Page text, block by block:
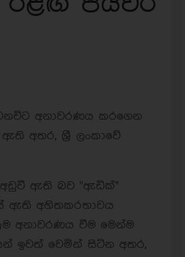
අනාවරණය කරගෙන
අතර, ශ්‍රී ලංකාවේ
අඩුවී ඇති බව "ඇඩික්"
ඇති අහිතකරභාවය
අනාවරණය වීම මෙන්ම
ඉවත් වෙමින් සිටින අතර,